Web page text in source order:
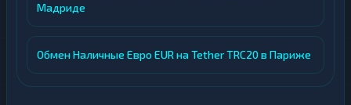
Мадриде
Обмен Наличные Евро EUR на Tether TRC20 в Париже